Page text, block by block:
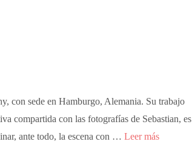
con sede en Hamburgo, Alemania. Su trabajo
compartida con las fotografías de Sebastian, es
ante todo, la escena con … Leer más